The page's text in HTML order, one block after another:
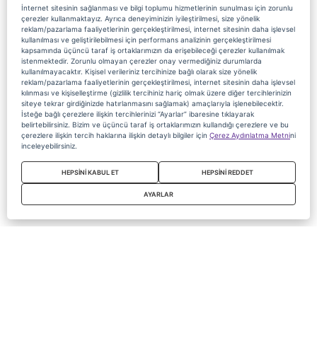
İnternet sitesinin sağlanması ve bilgi toplumu hizmetlerinin sunulması için zorunlu
çerezler kullanmaktayız. Ayrıca deneyiminizin iyileştirilmesi, size yönelik
reklam/pazarlama faaliyetlerinin gerçekleştirilmesi, internet sitesinin daha işlevsel
kullanılması ve geliştirilebilmesi için performans analizinin gerçekleştirilmesi
kapsamında üçüncü taraf iş ortaklarımızın da erişebileceği çerezler kullanılmak
istenmektedir. Zorunlu olmayan çerezler onay vermediğiniz durumlarda
kullanılmayacaktır. Kişisel verileriniz tercihinize bağlı olarak size yönelik
reklam/pazarlama faaliyetlerinin gerçekleştirilmesi, internet sitesinin daha işlevsel
kılınması ve kişiselleştirme (gizlilik tercihiniz hariç olmak üzere diğer tercihlerinizin
siteye tekrar girdiğinizde hatırlanmasını sağlamak) amaçlarıyla işlenebilecektir.
İsteğe bağlı çerezlere ilişkin tercihlerinizi “Ayarlar” ibaresine tıklayarak
belirtebilirsiniz. Bizim ve üçüncü taraf iş ortaklarımızın kullandığı çerezlere ve bu
çerezlere ilişkin tercih haklarına ilişkin detaylı bilgiler için Çerez Aydınlatma Metnini
inceleyebilirsiniz.
HEPSİNİ KABUL ET HEPSİNİ REDDET
AYARLAR